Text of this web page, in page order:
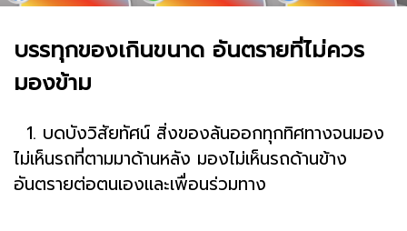
บรรทุกของเกินขนาด อันตรายที่ไม่ควร
มองข้าม
1. บดบังวิสัยทัศน์ สิ่งของล้นออกทุกทิศทางจนมอง
ไม่เห็นรถที่ตามมาด้านหลัง มองไม่เห็นรถด้านข้าง
อันตรายต่อตนเองและเพื่อนร่วมทาง